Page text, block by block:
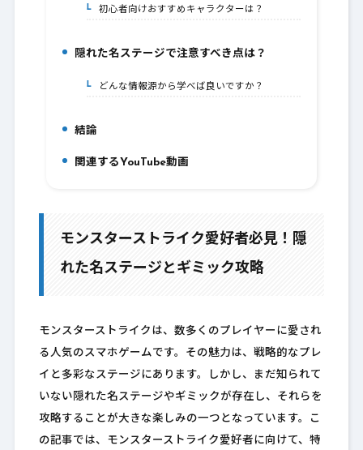
5-1.初心者向けおすすめキャラクターは？
6.隠れた名ステージで注意すべき点は？
6-1.どんな情報源から学べば良いですか？
7.結論
8.関連するYouTube動画
モンスターストライク愛好者必見！隠
れた名ステージとギミック攻略
モンスターストライクは、数多くのプレイヤーに愛され
る人気のスマホゲームです。その魅力は、戦略的なプレ
イと多彩なステージにあります。しかし、まだ知られて
いない隠れた名ステージやギミックが存在し、それらを
攻略することが大きな楽しみの一つとなっています。こ
の記事では、モンスターストライク愛好者に向けて、特